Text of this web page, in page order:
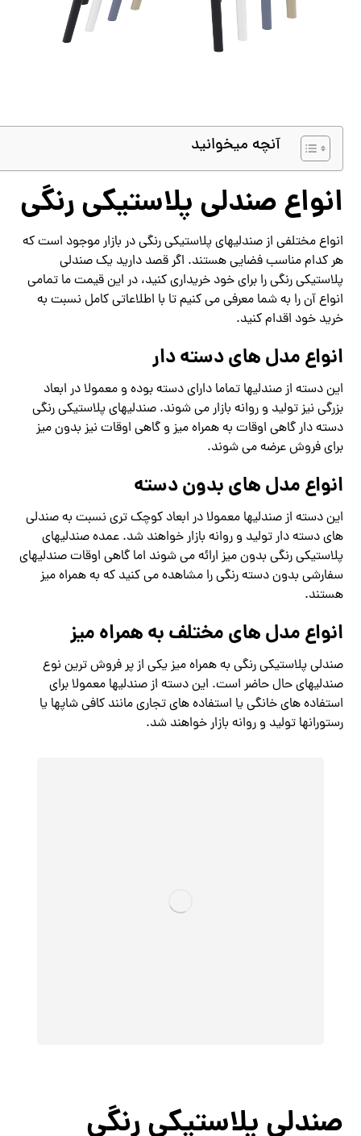
آنچه میخوانید
انواع صندلی پلاستیکی رنگی
انواع مختلفی از صندلیهای پلاستیکی رنگی در بازار موجود است که
هر کدام مناسب فضایی هستند. اگر قصد دارید یک صندلی
پلاستیکی رنگی را برای خود خریداری کنید، در این قیمت ما تمامی
انواع آن را به شما معرفی می کنیم تا با اطلاعاتی کامل نسبت به
خرید خود اقدام کنید.
انواع مدل های دسته دار
این دسته از صندلیها تماما دارای دسته بوده و معمولا در ابعاد
بزرگی نیز تولید و روانه بازار می شوند. صندلیهای پلاستیکی رنگی
دسته دار گاهی اوقات به همراه میز و گاهی اوقات نیز بدون میز
برای فروش عرضه می شوند.
انواع مدل های بدون دسته
این دسته از صندلیها معمولا در ابعاد کوچک تری نسبت به صندلی
های دسته دار تولید و روانه بازار خواهند شد. عمده صندلیهای
پلاستیکی رنگی بدون میز ارائه می شوند اما گاهی اوقات صندلیهای
سفارشی بدون دسته رنگی را مشاهده می کنید که به همراه میز
هستند.
انواع مدل های مختلف به همراه میز
صندلی پلاستیکی رنگی به همراه میز یکی از پر فروش ترین نوع
صندلیهای حال حاضر است. این دسته از صندلیها معمولا برای
استفاده های خانگی یا استفاده های تجاری مانند کافی شاپها یا
رستورانها تولید و روانه بازار خواهند شد.
صندلی پلاستیکی رنگی